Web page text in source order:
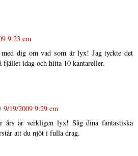
9:23 em
dig om vad som är lyx! Jag tyckte det
idag och hitta 10 kantareller.
9/19/2009 9:29 em
års är verkligen lyx! Såg dina fantastiska
att du njöt i fulla drag.